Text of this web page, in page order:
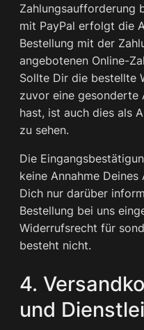
Zahlungsaufforderung
mit PayPal erfolgt die
Bestellung mit der
angebotenen Online-
Sollte Dir die bestellte
zuvor eine gesonderte
hast, ist auch dies als
zu sehen.
Die
keine Annahme
Dich nur darüber
Bestellung bei uns
Widerrufsrecht für
besteht nicht.
4.
und